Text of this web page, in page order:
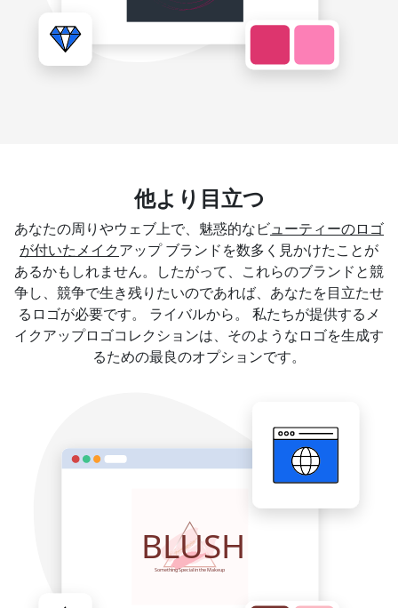
他より目立つ
あなたの周りやウェブ上で、魅惑的なビ ューティーのロゴ
が付いたメイク アップ ブランドを数多く見かけたことが
あるかもしれません。したがって、これらのブランドと競
争し、競争で生き残りたいのであれば、あなたを目立たせ
るロゴが必要です。 ライバルから。 私たちが提供するメ
イクアップロゴコレクションは、そのようなロゴを生成す
るための最良のオプションです。